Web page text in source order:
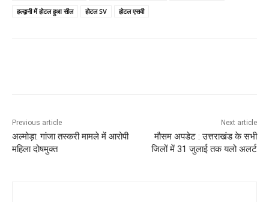
हल्द्वानी में होटल हुआ सील
होटल SV होटल एसवी
Previous article
अल्मोड़ा: गांजा तस्करी मामले में आरोपी
महिला दोषमुक्त
Next article
मौसम अपडेट : उत्तराखंड के सभी
जिलों में 31 जुलाई तक यलो अलर्ट